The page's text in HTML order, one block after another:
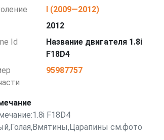
I (2009—2012)
2012
Id
Название двигателя 1.8i
F18D4
95987757
F18D4
см.фото